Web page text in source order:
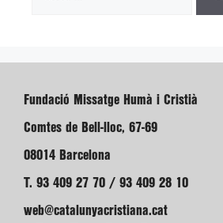
Fundació Missatge Humà i Cristià
Comtes de Bell-lloc, 67-69
08014 Barcelona
T. 93 409 27 70 / 93 409 28 10
web@catalunyacristiana.cat